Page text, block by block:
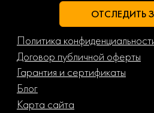
ОТСЛЕДИТЬ
Политика
Договор публичной оферты
Гарантия и сертификаты
Блог
Карта сайта